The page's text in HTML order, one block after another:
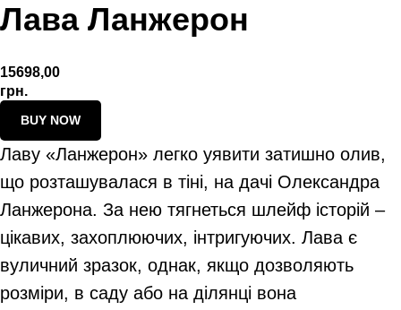
Лава Ланжерон
15698,00
грн.
BUY NOW
Лаву «Ланжерон» легко уявити затишно олив,
що розташувалася в тіні, на дачі Олександра
Ланжерона. За нею тягнеться шлейф історій –
цікавих, захоплюючих, інтригуючих. Лава є
вуличний зразок, однак, якщо дозволяють
розміри, в саду або на ділянці вона